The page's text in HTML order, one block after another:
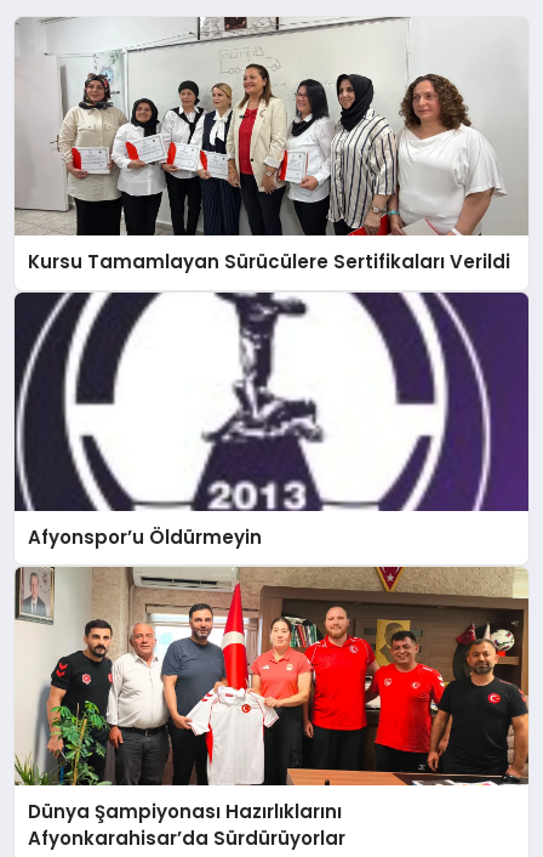
Kursu Tamamlayan Sürücülere Sertifikaları Verildi
Afyonspor’u Öldürmeyin
Dünya Şampiyonası Hazırlıklarını
Afyonkarahisar’da Sürdürüyorlar